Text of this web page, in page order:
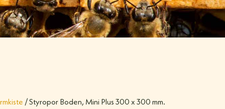
/ Styropor Boden, Mini Plus 300 x 300 mm.